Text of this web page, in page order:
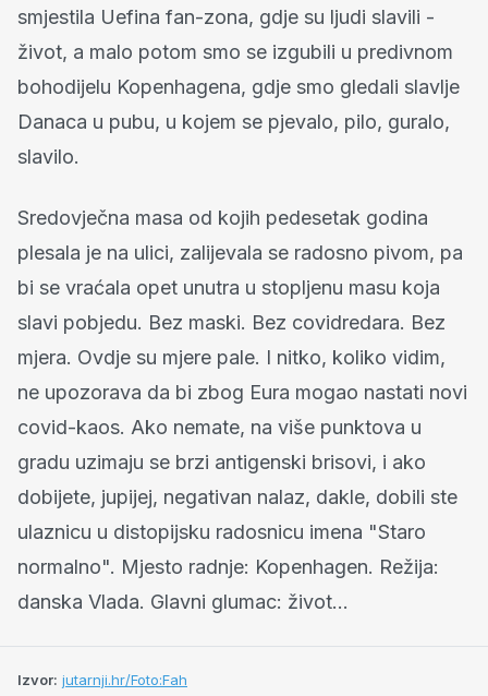
smjestila Uefina fan-zona, gdje su ljudi slavili -
život, a malo potom smo se izgubili u predivnom
bohodijelu Kopenhagena, gdje smo gledali slavlje
Danaca u pubu, u kojem se pjevalo, pilo, guralo,
slavilo.
Sredovječna masa od kojih pedesetak godina
plesala je na ulici, zalijevala se radosno pivom, pa
bi se vraćala opet unutra u stopljenu masu koja
slavi pobjedu. Bez maski. Bez covidredara. Bez
mjera. Ovdje su mjere pale. I nitko, koliko vidim,
ne upozorava da bi zbog Eura mogao nastati novi
covid-kaos. Ako nemate, na više punktova u
gradu uzimaju se brzi antigenski brisovi, i ako
dobijete, jupijej, negativan nalaz, dakle, dobili ste
ulaznicu u distopijsku radosnicu imena "Staro
normalno". Mjesto radnje: Kopenhagen. Režija:
danska Vlada. Glavni glumac: život...
Izvor: jutarnji.hr/Foto:Fah